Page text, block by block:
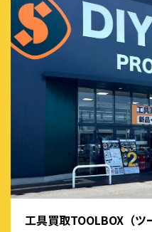
工具買取TOOLBOX（ツ